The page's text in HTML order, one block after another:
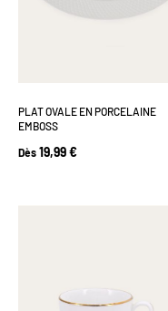
PLAT OVALE EN PORCELAINE
EMBOSS
Dès 19,99 €